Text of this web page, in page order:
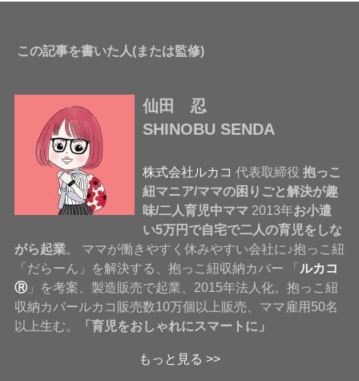
この記事を書いた人(または監修)
仙田 忍
SHINOBU SENDA
株式会社ルカコ 代表取締役抱っこ
紐マニア/ママの困りごと解決が趣
味/二人育児中ママ 2013年お小遣
い5万円で自宅で二人の育児をしな
がら起業。 ママが働きやすく休みやすい会社に♪抱っこ紐
「だらーん」を解決する、抱っこ紐収納カバー 「ルカコ
Ⓡ」を考案、製造販売で起業、2015年法人化。抱っこ紐
収納カバールカコ販売数10万個以上販売、ママ雇用50名
以上生む。
「育児をおしゃれにスマートに」
もっと見る >>